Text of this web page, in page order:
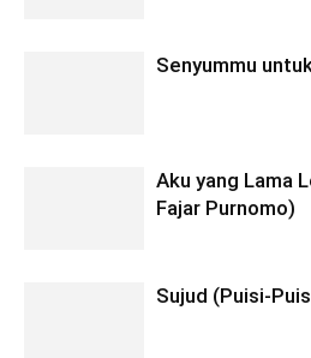
Senyummu
Aku yang Lama
Fajar Purnomo)
Sujud (Puisi-